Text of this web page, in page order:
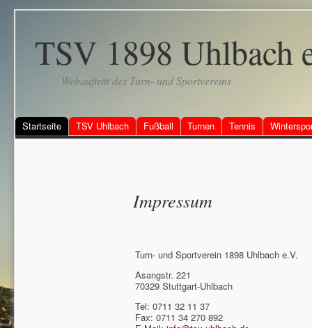
TSV 1898 Uhlbach
Webauftritt des Turn- und Sportvereins
Startseite TSV Uhlbach Fußball Turnen Tennis
Impressum
Turn- und Sportverein 1898 Uhlbach e.V.
Asangstr. 221
70329 Stuttgart-Uhlbach
Tel: 0711 32 11 37
Fax: 0711 34 270 892